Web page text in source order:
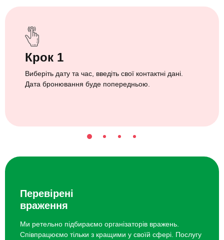
Крок 1
Виберіть дату та час, введіть свої контактні дані.
Дата бронювання буде попередньою.
Перевірені
враження
Ми ретельно підбираємо організаторів вражень.
Співпрацюємо тільки з кращими у своїй сфері. Послугу